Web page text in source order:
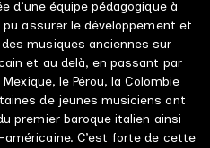
d’une équipe pédagogique à
assurer le développement et
musiques anciennes sur
et au delà, en passant par
le Pérou, la Colombie
de jeunes musiciens ont
premier baroque italien ainsi
C’est forte de cette